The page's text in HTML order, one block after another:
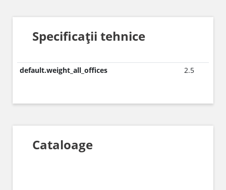
Specificații tehnice
default.weight_all_offices 2.5
Cataloage